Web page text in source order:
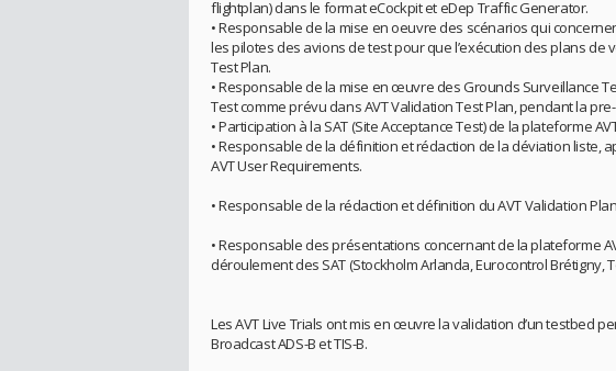
flightplan) dans le format eCockpit et eDep Traffic Generator.
• Responsable de la mise en oeuvre des scénarios qui
les pilotes des avions de test pour que l’exécution des plans de
Test Plan.
• Responsable de la mise en œuvre des Grounds Surveillance
Test comme prévu dans AVT Validation Test Plan, pendant la pre-
• Participation à la SAT (Site Acceptance Test) de la plateforme
• Responsable de la définition et rédaction de la déviation liste,
AVT User Requirements.
• Responsable de la rédaction et définition du AVT Validation
• Responsable des présentations concernant de la plateforme
déroulement des SAT (Stockholm Arlanda, Eurocontrol Brétigny,
Les AVT Live Trials ont mis en œuvre la validation d’un testbed
Broadcast ADS-B et TIS-B.